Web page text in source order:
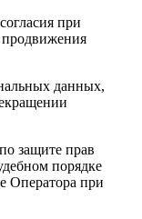
при
продвижения
данных,
защите прав
порядке
Оператора при